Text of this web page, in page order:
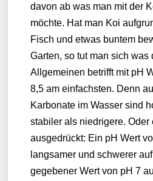
davon ab was man mit der
möchte. Hat man Koi
Fisch und etwas buntem
Garten, so tut man sich
Allgemeinen betrifft mit pH
8,5 am einfachsten. Denn
Karbonate im Wasser sind
stabiler als niedrigere. Oder
ausgedrückt: Ein pH Wert
langsamer und schwerer
gegebener Wert von pH 7